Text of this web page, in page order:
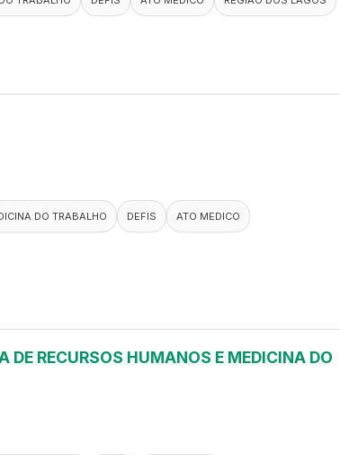
DO TRABALHO DEFIS ATO MEDICO
DE RECURSOS HUMANOS E MEDICINA DO